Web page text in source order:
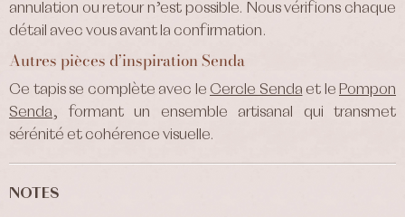
annulation ou retour n’est possible. Nous vérifions chaque
détail avec vous avant la confirmation.
Autres pièces d’inspiration Senda
Ce tapis se complète avec le Cercle Senda et le Pompon
Senda, formant un ensemble artisanal qui transmet
sérénité et cohérence visuelle.
NOTES